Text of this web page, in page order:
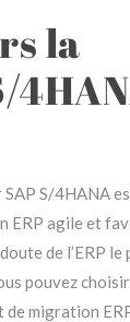
la
S/4HANA
ERP agile et
de l’ERP le
pouvez
de migration